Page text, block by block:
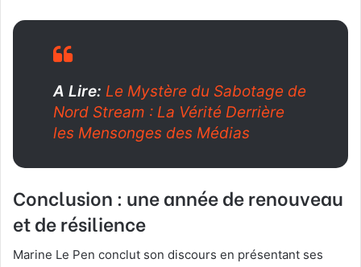
A Lire: Le Mystère du Sabotage de
Nord Stream : La Vérité Derrière
les Mensonges des Médias
Conclusion : une année de renouveau
et de résilience
Marine Le Pen conclut son discours en présentant ses